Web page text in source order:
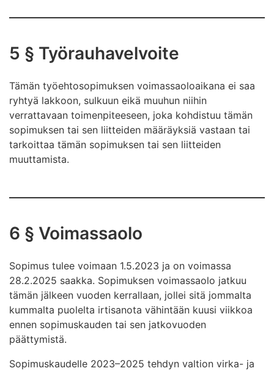
5 § Työrauhavelvoite
Tämän työehtosopimuksen voimassaoloaikana ei saa
ryhtyä lakkoon, sulkuun eikä muuhun niihin
verrattavaan toimenpiteeseen, joka kohdistuu tämän
sopimuksen tai sen liitteiden määräyksiä vastaan tai
tarkoittaa tämän sopimuksen tai sen liitteiden
muuttamista.
6 § Voimassaolo
Sopimus tulee voimaan 1.5.2023 ja on voimassa
28.2.2025 saakka. Sopimuksen voimassaolo jatkuu
tämän jälkeen vuoden kerrallaan, jollei sitä jommalta
kummalta puolelta irtisanota vähintään kuusi viikkoa
ennen sopimuskauden tai sen jatkovuoden
päättymistä.
Sopimuskaudelle 2023–2025 tehdyn valtion virka- ja